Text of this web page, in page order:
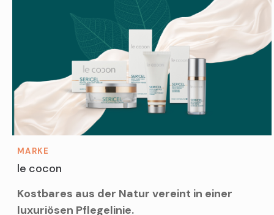
MARKE
le cocon
Kostbares aus der Natur vereint in einer
luxuriösen Pflegelinie.